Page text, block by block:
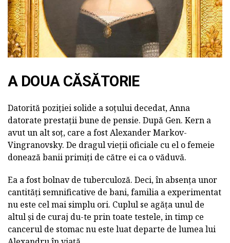
A DOUA CĂSĂTORIE
Datorită poziției solide a soțului decedat, Anna
datorate prestații bune de pensie. După Gen. Kern a
avut un alt soț, care a fost Alexander Markov-
Vingranovsky. De dragul vieții oficiale cu el o femeie
donează banii primiți de către ei ca o văduvă.
Ea a fost bolnav de tuberculoză. Deci, în absența unor
cantități semnificative de bani, familia a experimentat
nu este cel mai simplu ori. Cuplul se agăța unul de
altul și de curaj du-te prin toate testele, in timp ce
cancerul de stomac nu este luat departe de lumea lui